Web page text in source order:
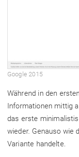
Google 2015
Während in den
Informationen mittig
das erste
wieder. Genauso wie
Variante handelte.